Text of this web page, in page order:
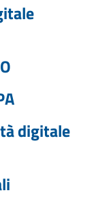
digitale